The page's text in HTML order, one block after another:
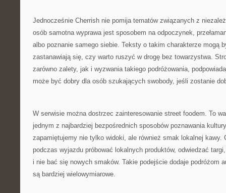
Jednocześnie Cherrish nie pomija tematów związanych z
osób samotna wyprawa jest sposobem na odpoczynek,
albo poznanie samego siebie. Teksty o takim charakterze mogą
zastanawiają się, czy warto ruszyć w drogę bez towarzystwa.
zarówno zalety, jak i wyzwania takiego podróżowania,
może być dobry dla osób szukających swobody, jeśli zostanie
W serwisie można dostrzec zainteresowanie street foodem. To
jednym z najbardziej bezpośrednich sposobów poznawania
zapamiętujemy nie tylko widoki, ale również smak lokalnej kawy.
podczas wyjazdu próbować lokalnych produktów, odwiedzać
i nie bać się nowych smaków. Takie podejście dodaje podróżom
są bardziej wielowymiarowe.